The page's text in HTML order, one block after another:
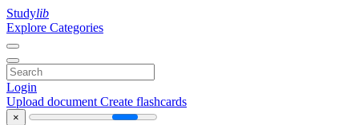
Studylib
Explore Categories
Login
Upload document Create flashcards
×